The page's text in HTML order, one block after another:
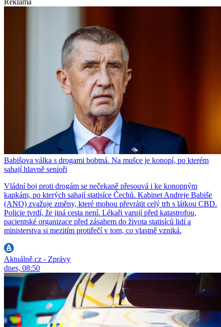
Reklama
Babišova válka s drogami bobtná. Na mušce je konopí, po kterém
sahají hlavně senioři
Vládní boj proti drogám se nečekaně přesouvá i ke konopným
kapkám, po kterých sahají statisíce Čechů. Kabinet Andreje Babiše
(ANO) zvažuje změny, které mohou převrátit celý trh s látkou CBD.
Policie tvrdí, že jiná cesta není. Lékaři varují před katastrofou,
pacientské organizace před zásahem do života statisíců lidí a
ministerstva si mezitím protiřečí v tom, co vlastně vzniká.
Aktuálně.cz - Zprávy
dnes, 08:50